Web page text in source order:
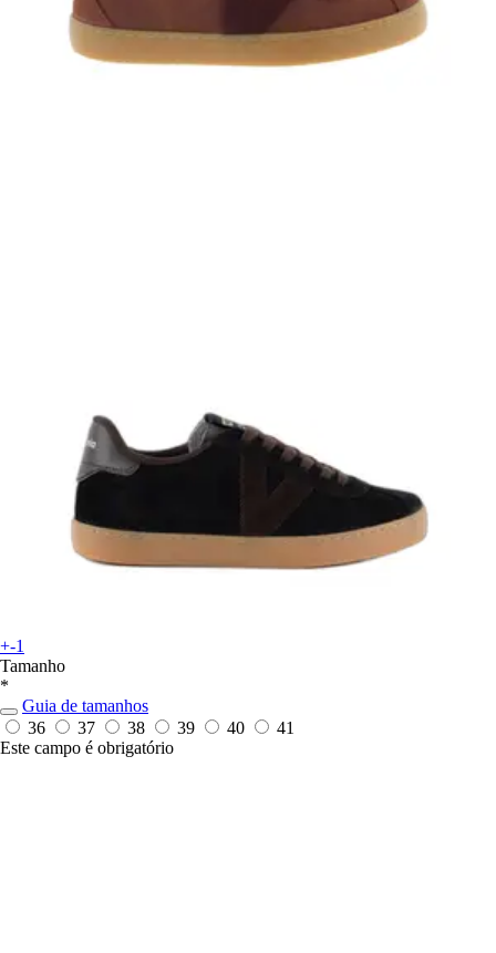
+-1
Tamanho
*
Guia de tamanhos
36
37 38 39 40
41
Este campo é obrigatório